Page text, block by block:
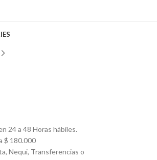
24 a 48 Horas hábiles.
$ 180.000
Nequi, Transferencias o